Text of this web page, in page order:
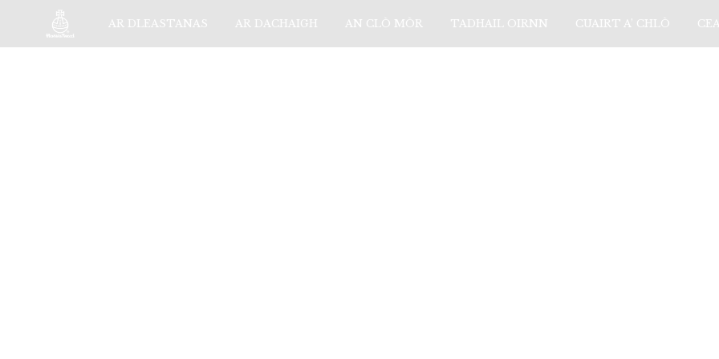
AR DLEASTANAS AR DACHAIGH AN CLÒ MÒR TADHAIL OIRNN CUAIRT A’ CHLÒ